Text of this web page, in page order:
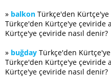
» balkon Türkçe'den
Türkçe'den Kürtçe'ye çeviride
Kürtçe'ye çeviride nasıl denir?
» buğday Türkçe'den
Türkçe'den Kürtçe'ye çeviride
Kürtçe'ye çeviride nasıl denir?